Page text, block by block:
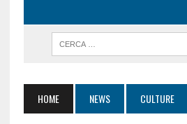
HOME NEWS CULTURE